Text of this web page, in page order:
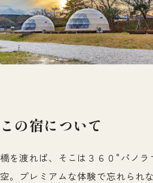
この宿について
橋を渡れば、そこは３６０°パノ
空。プレミアムな体験で忘れられ